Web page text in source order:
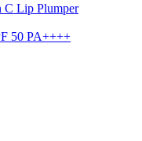
C Lip Plumper
50 PA++++